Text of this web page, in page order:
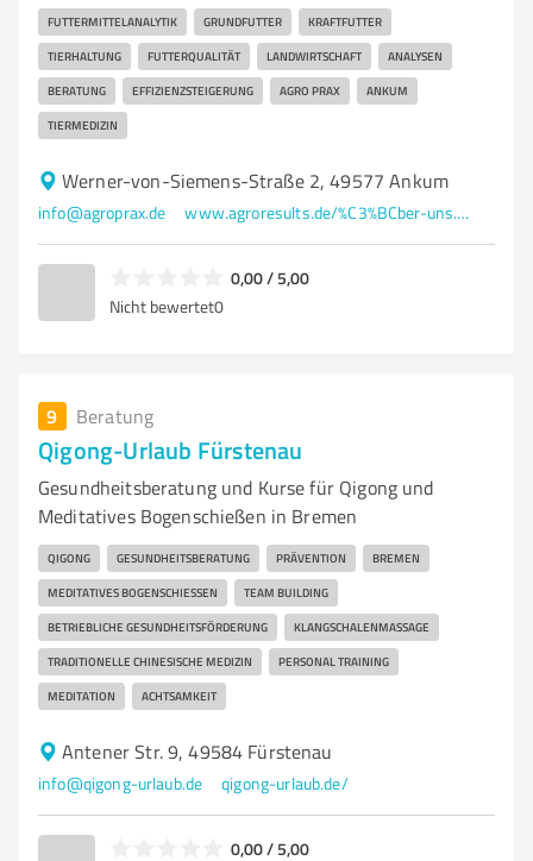
FUTTERMITTELANALYTIK GRUNDFUTTER KRAFTFUTTER
TIERHALTUNG FUTTERQUALITÄT LANDWIRTSCHAFT ANALYSEN
BERATUNG EFFIZIENZSTEIGERUNG AGRO PRAX ANKUM
TIERMEDIZIN
Werner-von-Siemens-Straße 2, 49577 Ankum
info@agroprax.de www.agroresults.de/%C3%BCber-uns.html
0,00 / 5,00
Nicht bewertet0
9 Beratung
Qigong-Urlaub Fürstenau
Gesundheitsberatung und Kurse für Qigong und
Meditatives Bogenschießen in Bremen
QIGONG GESUNDHEITSBERATUNG PRÄVENTION BREMEN
MEDITATIVES BOGENSCHIESSEN TEAM BUILDING
BETRIEBLICHE GESUNDHEITSFÖRDERUNG KLANGSCHALENMASSAGE
TRADITIONELLE CHINESISCHE MEDIZIN PERSONAL TRAINING
MEDITATION ACHTSAMKEIT
Antener Str. 9, 49584 Fürstenau
info@qigong-urlaub.de qigong-urlaub.de/
0,00 / 5,00